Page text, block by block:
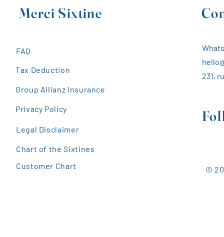
Merci Sixtine
FAQ
Tax Deduction
231,
Group Allianz Insurance
Privacy Policy
Legal Disclaimer
Chart of the Sixtines
Customer Chart
©